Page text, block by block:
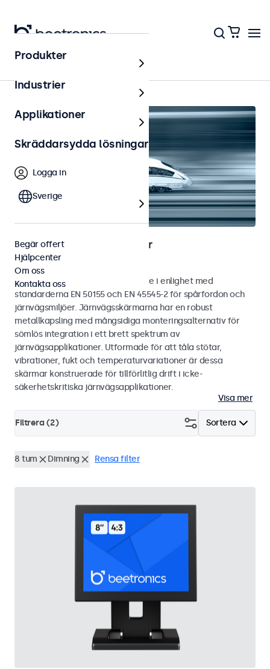
Järnväg
Bild- och touchskärmar för
järnvägsapplikationer
Bild- och touchskärmar utvecklade i enlighet med
standarderna EN 50155 och EN 45545-2 för spårfordon och
järnvägsmiljöer. Järnvägsskärmarna har en robust
metallkapsling med mångsidiga monteringsalternativ för
sömlös integration i ett brett spektrum av
järnvägsapplikationer. Utformade för att tåla stötar,
vibrationer, fukt och temperaturvariationer är dessa
skärmar konstruerade för tillförlitlig drift i icke-
säkerhetskritiska järnvägsapplikationer.
Visa mer
Sortera
Filtrera (2)
8 tum Dimning Rensa filter
Produkter
Industrier
Applikationer
Skräddarsydda lösningar
Logga in
Sverige
Begär offert
Hjälpcenter
Om oss
Kontakta oss